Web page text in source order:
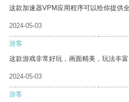
这款加速器VPM应用程序可以给你提供
2024-05-03
游客
这款游戏非常好玩，画面精美，玩法丰富
2024-05-03
游客